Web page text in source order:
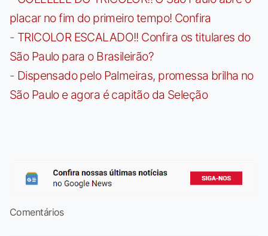
placar no fim do primeiro tempo! Confira
- TRICOLOR ESCALADO!! Confira os titulares do
São Paulo para o Brasileirão?
- Dispensado pelo Palmeiras, promessa brilha no
São Paulo e agora é capitão da Seleção
Comentários